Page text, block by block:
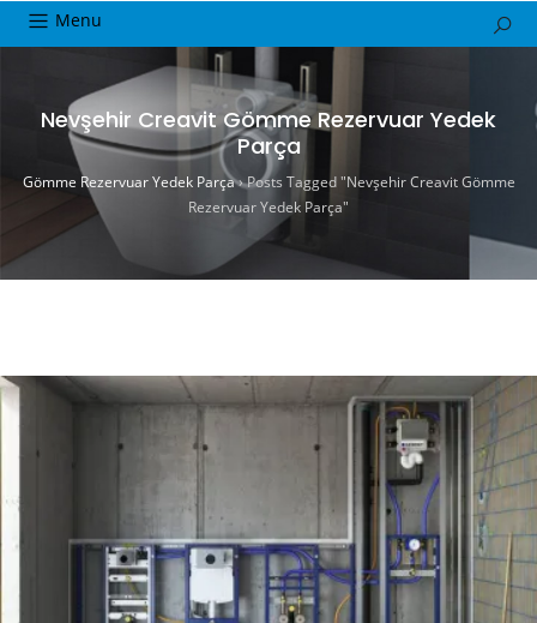
Menu
Nevşehir Creavit Gömme Rezervuar Yedek
Parça
Gömme Rezervuar Yedek Parça›Posts Tagged "Nevşehir Creavit Gömme
Rezervuar Yedek Parça"